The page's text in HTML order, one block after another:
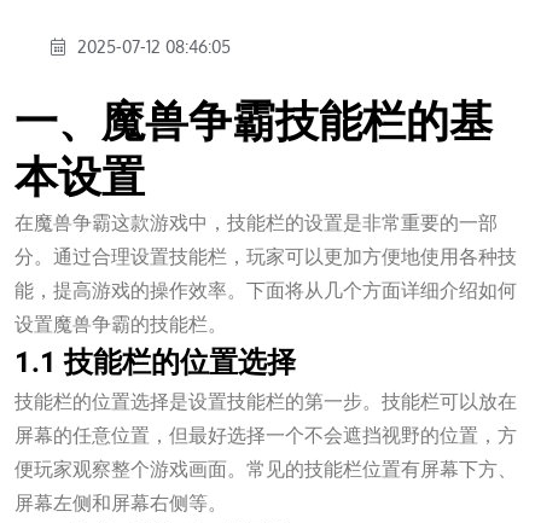
2025-07-12 08:46:05
一、魔兽争霸技能栏的基
本设置
在魔兽争霸这款游戏中，技能栏的设置是非常重要的一部
分。通过合理设置技能栏，玩家可以更加方便地使用各种技
能，提高游戏的操作效率。下面将从几个方面详细介绍如何
设置魔兽争霸的技能栏。
1.1 技能栏的位置选择
技能栏的位置选择是设置技能栏的第一步。技能栏可以放在
屏幕的任意位置，但最好选择一个不会遮挡视野的位置，方
便玩家观察整个游戏画面。常见的技能栏位置有屏幕下方、
屏幕左侧和屏幕右侧等。